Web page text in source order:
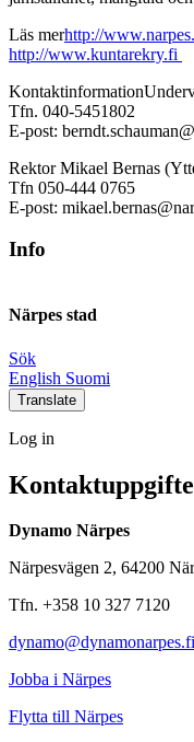
Läs merhttp://
http://www.kuntarekry.fi
Kontaktinformation
Tfn. 040-5451802
E-post:
Rektor Mikael Bernas
Tfn 050-444 0765
E-post:
Info
Närpes stad
Sök
Social
link
Social
link
Social
link
Social
link
English Suomi
Translate
Log
Log in
Dynamo Närpes
Närpesvägen 2, 64200
Tfn. +358 10 327 7120
dynamo@dynamonarpes.fi
Jobba i Närpes
Flytta till Närpes